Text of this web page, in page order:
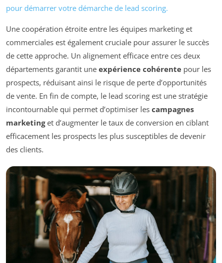
pour démarrer votre démarche de lead scoring.
Une coopération étroite entre les équipes marketing et
commerciales est également cruciale pour assurer le succès
de cette approche. Un alignement efficace entre ces deux
départements garantit une expérience cohérente pour les
prospects, réduisant ainsi le risque de perte d’opportunités
de vente. En fin de compte, le lead scoring est une stratégie
incontournable qui permet d’optimiser les campagnes
marketinget d’augmenter le taux de conversion en ciblant
efficacement les prospects les plus susceptibles de devenir
des clients.